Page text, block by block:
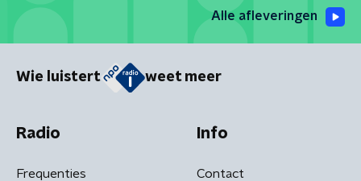
Alle afleveringen
Wie luistert weet meer
Radio
Frequenties
Info
Contact